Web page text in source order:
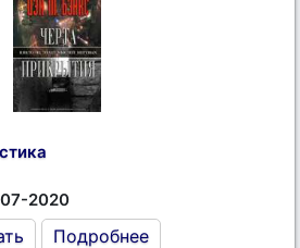
2020
Подробнее